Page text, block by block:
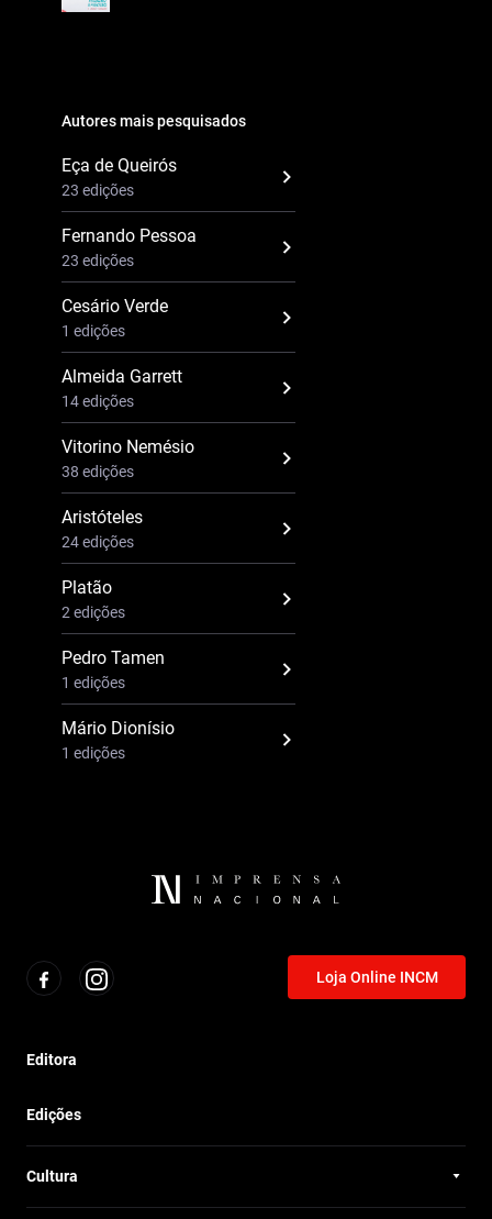
Autores mais pesquisados
Eça de Queirós
23 edições
Fernando Pessoa
23 edições
Cesário Verde
1 edições
Almeida Garrett
14 edições
Vitorino Nemésio
38 edições
Aristóteles
24 edições
Platão
2 edições
Pedro Tamen
1 edições
Mário Dionísio
1 edições
Loja Online INCM
Editora
Edições
Cultura